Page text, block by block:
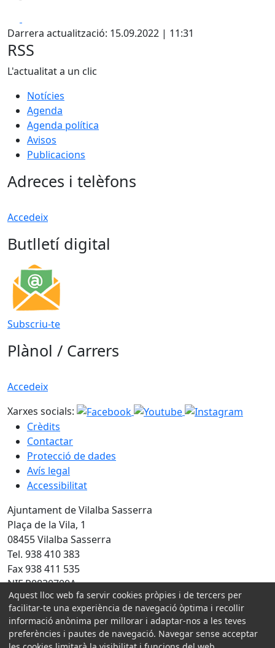
Darrera actualització: 15.09.2022 | 11:31
RSS
L'actualitat a un clic
Notícies
Agenda
Agenda política
Avisos
Publicacions
Adreces i telèfons
Accedeix
Butlletí digital
Subscriu-te
Plànol / Carrers
Accedeix
Xarxes socials:
Crèdits
Contactar
Protecció de dades
Avís legal
Accessibilitat
Ajuntament de Vilalba Sasserra
Plaça de la Vila, 1
08455 Vilalba Sasserra
Tel. 938 410 383
Fax 938 411 535
NIF P0830700A
Amb la col·laboració de:
Aquest lloc web fa servir cookies pròpies i de tercers per
facilitar-te una experiència de navegació òptima i recollir
informació anònima per millorar i adaptar-nos a les teves
preferències i pautes de navegació. Navegar sense acceptar